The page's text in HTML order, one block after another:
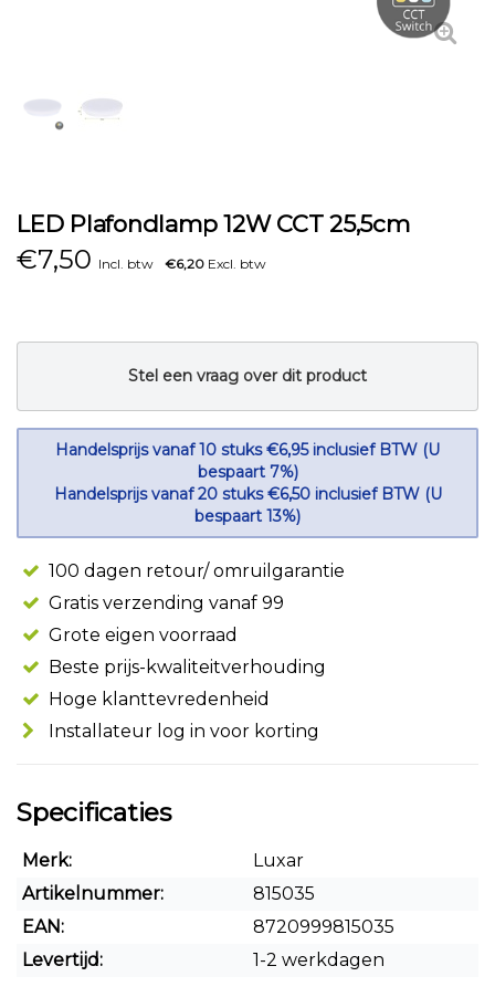
LED Plafondlamp 12W CCT 25,5cm
€7,50 Incl. btw €6,20 Excl. btw
Stel een vraag over dit product
Handelsprijs vanaf 10 stuks €6,95 inclusief BTW (U
bespaart 7%)
Handelsprijs vanaf 20 stuks €6,50 inclusief BTW (U
bespaart 13%)
100 dagen retour/ omruilgarantie
Gratis verzending vanaf 99
Grote eigen voorraad
Beste prijs-kwaliteitverhouding
Hoge klanttevredenheid
Installateur log in voor korting
Specificaties
Merk:
Luxar
Artikelnummer:
815035
EAN:
8720999815035
Levertijd:
1-2 werkdagen